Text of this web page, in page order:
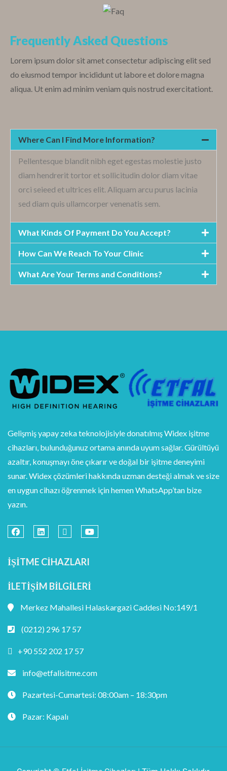
Frequently Asked Questions
Lorem ipsum dolor sit amet consectetur adipiscing elit sed
do eiusmod tempor incididunt ut labore et dolore magna
aliqua. Ut enim ad minim veniam quis nostrud exercitationt.
Where Can I Find More Information?
Pellentesque blandit nibh eget egestas molestie justo
diam hendrerit tortor et sollicitudin dolor diam vitae
orci seieed et ultrices elit. Aliquam arcu purus lacinia
sed diam quis ullamcorper venenatis sem.
What Kinds Of Payment Do You Accept?
How Can We Reach To Your Clinic
What Are Your Terms and Conditions?
Gelişmiş yapay zeka teknolojisiyle donatılmış Widex işitme
cihazları, bulunduğunuz ortama anında uyum sağlar. Gürültüyü
azaltır, konuşmayı öne çıkarır ve doğal bir işitme deneyimi
sunar. Widex çözümleri hakkında uzman desteği almak ve size
en uygun cihazı öğrenmek için hemen WhatsApp’tan bize
yazın.
İŞITME CIHAZLARI
İLETIŞIM BILGILERI
Merkez Mahallesi Halaskargazi Caddesi No:149/1
(0212) 296 17 57
+90 552 202 17 57
info@etfalisitme.com
Pazartesi-Cumartesi: 08:00am – 18:30pm
Pazar: Kapalı